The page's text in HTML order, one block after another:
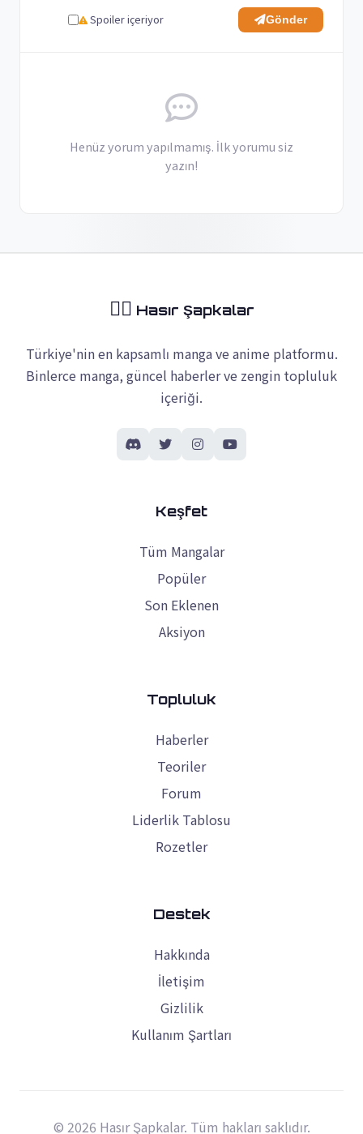
Spoiler içeriyor Gönder
Henüz yorum yapılmamış. İlk yorumu siz
yazın!
🏴‍☠️ Hasır Şapkalar
Türkiye'nin en kapsamlı manga ve anime platformu.
Binlerce manga, güncel haberler ve zengin topluluk
içeriği.
Keşfet
Tüm Mangalar
Popüler
Son Eklenen
Aksiyon
Topluluk
Haberler
Teoriler
Forum
Liderlik Tablosu
Rozetler
Destek
Hakkında
İletişim
Gizlilik
Kullanım Şartları
© 2026 Hasır Şapkalar. Tüm hakları saklıdır.